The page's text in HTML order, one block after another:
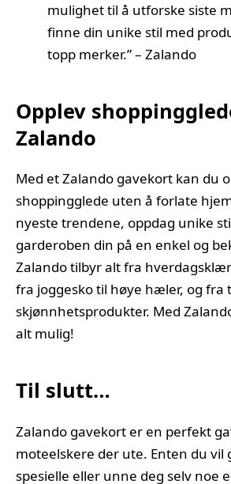
mulighet til å utforske siste
finne din unike stil med
topp merker.” – Zalando
Opplev
Zalando
Med et Zalando gavekort kan du
shoppingglede uten å forlate
nyeste trendene, oppdag unike
garderoben din på en enkel og
Zalando tilbyr alt fra
fra joggesko til høye hæler, og fra
skjønnhetsprodukter. Med
alt mulig!
Til slutt…
Zalando gavekort er en perfekt
moteelskere der ute. Enten du vil
spesielle eller unne deg selv noe